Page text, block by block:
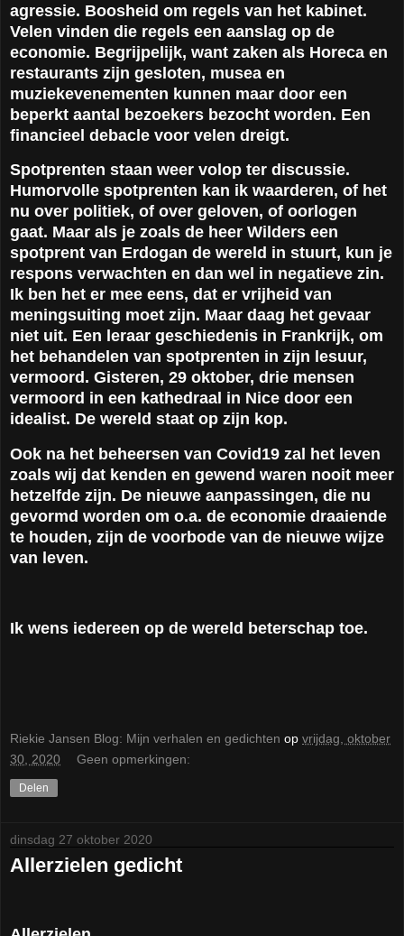
agressie. Boosheid om regels van het kabinet.
Velen vinden die regels een aanslag op de
economie. Begrijpelijk, want zaken als Horeca en
restaurants zijn gesloten, musea en
muziekevenementen kunnen maar door een
beperkt aantal bezoekers bezocht worden. Een
financieel debacle voor velen dreigt.
Spotprenten staan weer volop ter discussie.
Humorvolle spotprenten kan ik waarderen, of het
nu over politiek, of over geloven, of oorlogen
gaat. Maar als je zoals de heer Wilders een
spotprent van Erdogan de wereld in stuurt, kun je
respons verwachten en dan wel in negatieve zin.
Ik ben het er mee eens, dat er vrijheid van
meningsuiting moet zijn. Maar daag het gevaar
niet uit. Een leraar geschiedenis in Frankrijk, om
het behandelen van spotprenten in zijn lesuur,
vermoord. Gisteren, 29 oktober, drie mensen
vermoord in een kathedraal in Nice door een
idealist. De wereld staat op zijn kop.
Ook na het beheersen van Covid19 zal het leven
zoals wij dat kenden en gewend waren nooit meer
hetzelfde zijn. De nieuwe aanpassingen, die nu
gevormd worden om o.a. de economie draaiende
te houden, zijn de voorbode van de nieuwe wijze
van leven.
Ik wens iedereen op de wereld beterschap toe.
Riekie Jansen Blog: Mijn verhalen en gedichten op vrijdag, oktober
30, 2020
Geen opmerkingen:
Delen
dinsdag 27 oktober 2020
Allerzielen gedicht